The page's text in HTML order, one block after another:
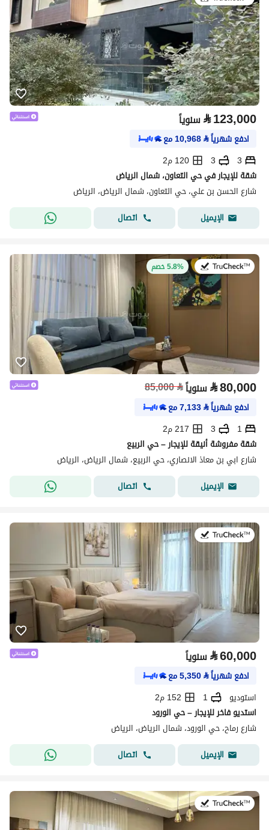
⃁123,000 سنوياً
ادفع شهرياً⃁
10,968مع
3
3
120 م2
شقة للإيجار في حي التعاون، شمال الرياض
شارع الحسن بن علي، حي التعاون، شمال الرياض، الرياض
الإيميل
اتصال
في:27 يوليو 20265.8% خصم
⃁80,000 سنوياً⃁
85,000
ادفع شهرياً⃁
7,133مع
1
3
217 م2
شقة مفروشة أنيقة للإيجار – حي الربيع
شارع ابي بن معاذ الانصاري، حي الربيع، شمال الرياض، الرياض
الإيميل
اتصال
في:27 يوليو 2026
⃁60,000 سنوياً
ادفع شهرياً⃁
5,350مع
استوديو
1
152 م2
استديو فاخر للإيجار – حي الورود
شارع رماح، حي الورود، شمال الرياض، الرياض
الإيميل
اتصال
في:27 يوليو 2026